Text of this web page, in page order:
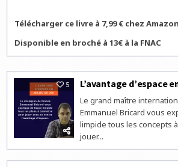
Télécharger ce livre à 7,99 € chez Amazon
Disponible en broché à 13€ à la FNAC
5 L’avantage d’espace
Le grand maître
Emmanuel Bricard vous
limpide tous les concepts
jouer...